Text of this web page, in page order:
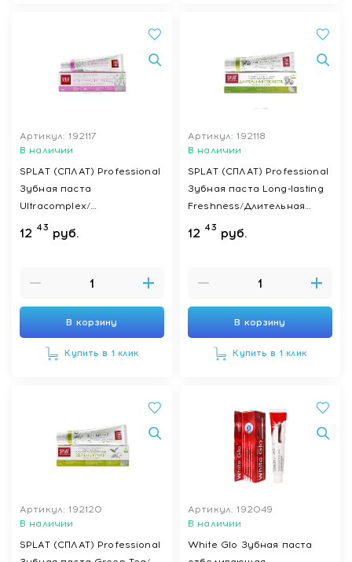
Артикул: 192117
В наличии
SPLAT (СПЛАТ) Professional
Зубная паста
Ultracomplex/
Ультракомплекс 130 г
12 43 руб.
В корзину
Купить в 1 клик
Артикул: 192118
В наличии
SPLAT (СПЛАТ) Professional
Зубная паста Long-lasting
Freshness/Длительная
свежеть 130 г
12 43 руб.
В корзину
Купить в 1 клик
Артикул: 192120
В наличии
SPLAT (СПЛАТ) Professional
Артикул: 192049
В наличии
White Glo Зубная паста